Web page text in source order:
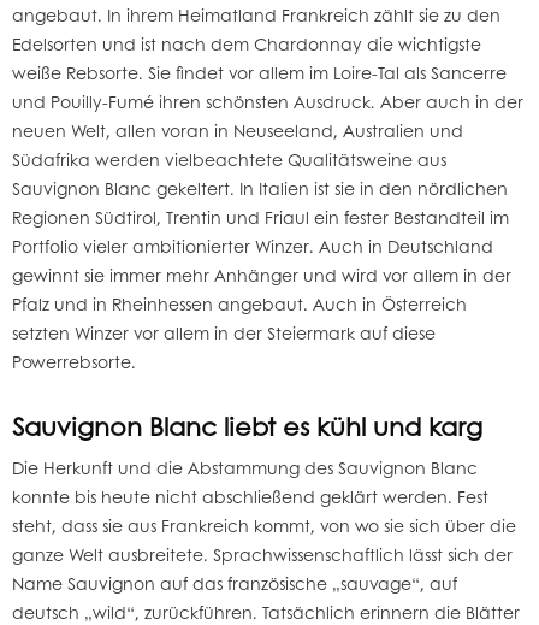
angebaut. In ihrem Heimatland Frankreich zählt sie zu den
Edelsorten und ist nach dem Chardonnay die wichtigste
weiße Rebsorte. Sie findet vor allem im Loire-Tal als Sancerre
und Pouilly-Fumé ihren schönsten Ausdruck. Aber auch in der
neuen Welt, allen voran in Neuseeland, Australien und
Südafrika werden vielbeachtete Qualitätsweine aus
Sauvignon Blanc gekeltert. In Italien ist sie in den nördlichen
Regionen Südtirol, Trentin und Friaul ein fester Bestandteil im
Portfolio vieler ambitionierter Winzer. Auch in Deutschland
gewinnt sie immer mehr Anhänger und wird vor allem in der
Pfalz und in Rheinhessen angebaut. Auch in Österreich
setzten Winzer vor allem in der Steiermark auf diese
Powerrebsorte.
Sauvignon Blanc liebt es kühl und karg
Die Herkunft und die Abstammung des Sauvignon Blanc
konnte bis heute nicht abschließend geklärt werden. Fest
steht, dass sie aus Frankreich kommt, von wo sie sich über die
ganze Welt ausbreitete. Sprachwissenschaftlich lässt sich der
Name Sauvignon auf das französische „sauvage“, auf
deutsch „wild“, zurückführen. Tatsächlich erinnern die Blätter